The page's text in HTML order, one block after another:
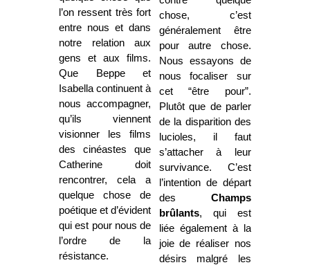
l’on ressent très fort
entre nous et dans
notre relation aux
gens et aux films.
Que Beppe et
Isabella continuent à
nous accompagner,
qu’ils viennent
visionner les films
des cinéastes que
Catherine doit
rencontrer, cela a
quelque chose de
poétique et d’évident
qui est pour nous de
l’ordre de la
résistance.
chose, c’est
généralement être
pour autre chose.
Nous essayons de
nous focaliser sur
cet “être pour”.
Plutôt que de parler
de la disparition des
lucioles, il faut
s’attacher à leur
survivance. C’est
l’intention de départ
des Champs
brûlants, qui est
liée également à la
joie de réaliser nos
désirs malgré les